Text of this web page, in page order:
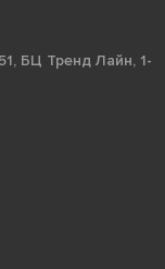
БЦ Тренд Лайн, 1-